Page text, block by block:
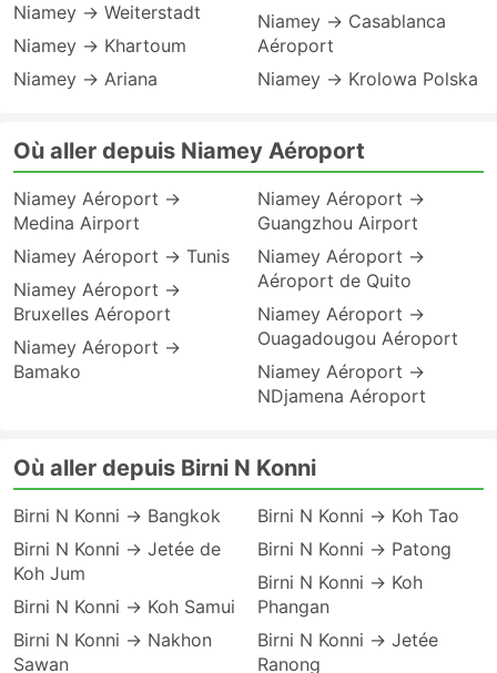
Niamey → Weiterstadt
Niamey → Khartoum
Niamey → Ariana
Niamey → Casablanca
Aéroport
Niamey → Krolowa Polska
Où aller depuis Niamey Aéroport
Niamey Aéroport →
Medina Airport
Niamey Aéroport → Tunis
Niamey Aéroport →
Bruxelles Aéroport
Niamey Aéroport →
Bamako
Niamey Aéroport →
Guangzhou Airport
Niamey Aéroport →
Aéroport de Quito
Niamey Aéroport →
Ouagadougou Aéroport
Niamey Aéroport →
NDjamena Aéroport
Où aller depuis Birni N Konni
Birni N Konni → Bangkok
Birni N Konni → Jetée de
Koh Jum
Birni N Konni → Koh Samui
Birni N Konni → Nakhon
Sawan
Birni N Konni → Koh Tao
Birni N Konni → Patong
Birni N Konni → Koh
Phangan
Birni N Konni → Jetée
Ranong